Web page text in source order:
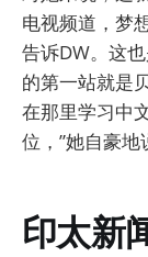
电视频道，梦
告诉DW。这
的第一站就是
在那里学习中
位，”她自豪地
印太新